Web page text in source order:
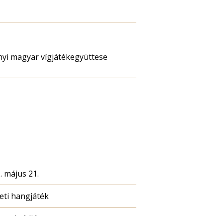
magyar vígjátékegyüttese
május 21.
hangjáték